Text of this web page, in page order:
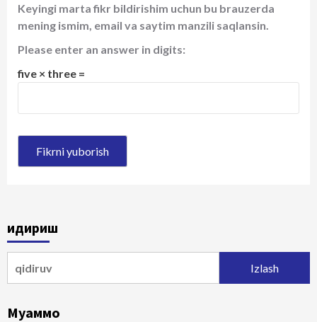
Keyingi marta fikr bildirishim uchun bu brauzerda
mening ismim, email va saytim manzili saqlansin.
Please enter an answer in digits:
five × three =
Қидириш
Муаммо